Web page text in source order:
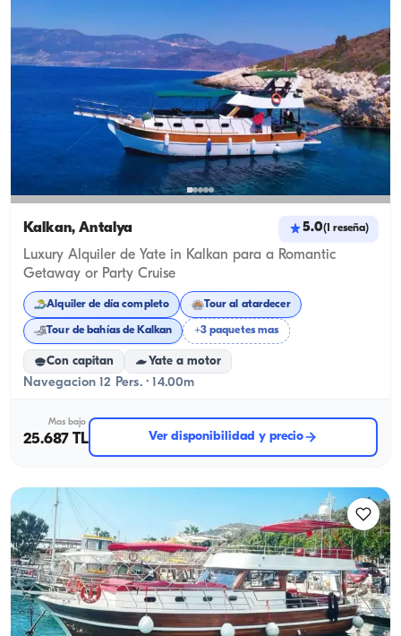
Kalkan, Antalya 5.0( reseña)
Luxury Alquiler de Yate in Kalkan para a Romantic
Getaway or Party Cruise
Alquiler de día completo Tour al atardecer
Tour de bahías de Kalkan +3 paquetes mas
Con capitan Yate a motor
Navegacion 12 Pers. · 14.00m
Mas bajo
25.687 TL Ver disponibilidad y precio